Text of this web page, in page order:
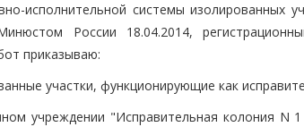
исполнительной системы изолированных
Минюстом России 18.04.2014,
приказываю:
участки, функционирующие как
учреждении "Исправительная колония N